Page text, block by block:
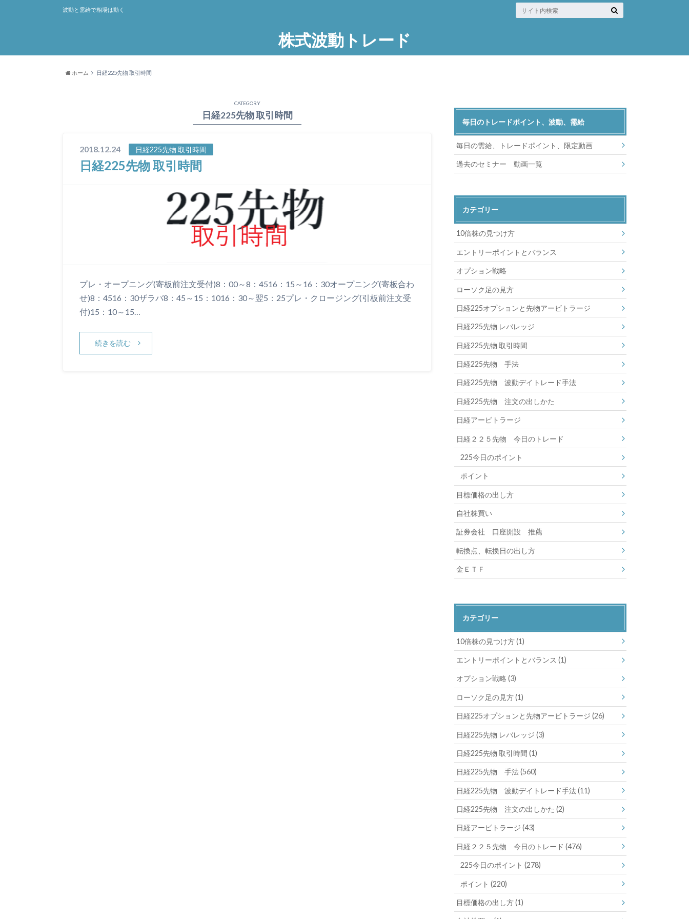
株式波動トレード
波動と需給で相場は動く
ホーム 日経225先物 取引時間
CATEGORY
日経225先物 取引時間
2018.12.24 日経225先物 取引時間
日経225先物 取引時間
プレ・オープニング(寄板前注文受付)8：00～8：4516：15～16：30オープニング(寄板合わ
せ)8：4516：30ザラバ8：45～15：1016：30～翌5：25プレ・クロージング(引板前注文受
付)15：10～15…
続きを読む
毎日のトレードポイント、波動、需給
毎日の需給、トレードポイント、限定動画
過去のセミナー 動画一覧
カテゴリー
10倍株の見つけ方
エントリーポイントとバランス
オプション戦略
ローソク足の見方
日経225オプションと先物アービトラージ
日経225先物 レバレッジ
日経225先物 取引時間
日経225先物 手法
日経225先物 波動デイトレード手法
日経225先物 注文の出しかた
日経アービトラージ
日経２２５先物 今日のトレード
225今日のポイント
ポイント
目標価格の出し方
自社株買い
証券会社 口座開設 推薦
転換点、転換日の出し方
金ＥＴＦ
カテゴリー
10倍株の見つけ方(1)
エントリーポイントとバランス(1)
オプション戦略(3)
ローソク足の見方(1)
日経225オプションと先物アービトラージ(26)
日経225先物 レバレッジ(3)
日経225先物 取引時間(1)
日経225先物 手法(560)
日経225先物 波動デイトレード手法(11)
日経225先物 注文の出しかた(2)
日経アービトラージ(43)
日経２２５先物 今日のトレード(476)
225今日のポイント (278)
ポイント (220)
目標価格の出し方(1)